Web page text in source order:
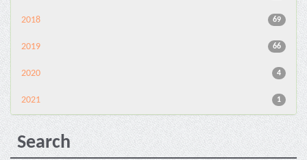
69
2018
66
2019
4
2020
1
2021
Search